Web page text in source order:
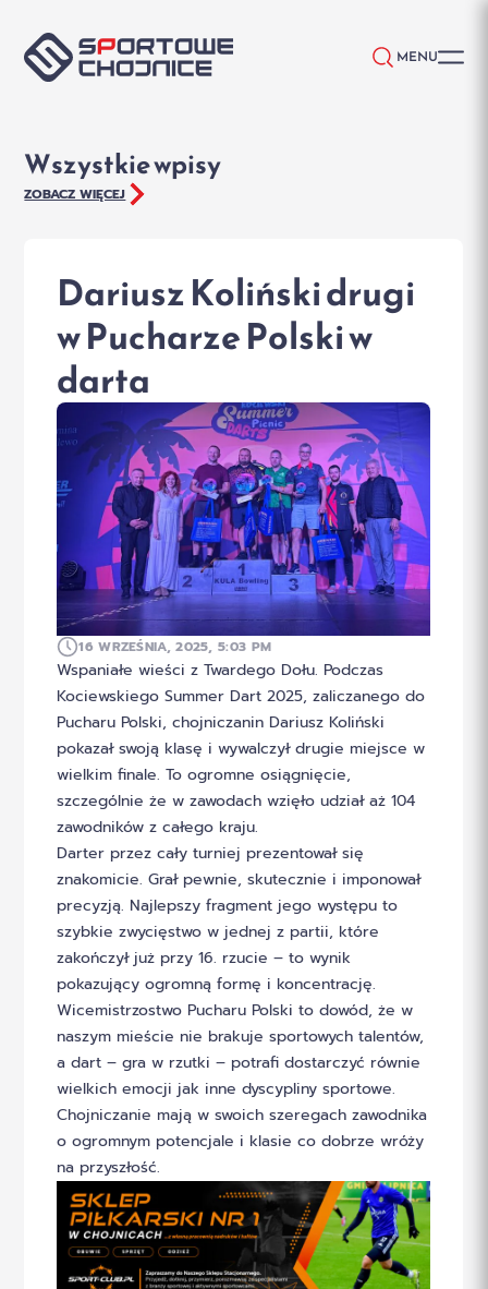
MENU
Wszystkie wpisy
ZOBACZ WIĘCEJ
Dariusz Koliński drugi
w Pucharze Polski w
darta
16 WRZEŚNIA, 2025, 5:03 PM
Wspaniałe wieści z Twardego Dołu. Podczas
Kociewskiego Summer Dart 2025, zaliczanego do
Pucharu Polski, chojniczanin Dariusz Koliński
pokazał swoją klasę i wywalczył drugie miejsce w
wielkim finale. To ogromne osiągnięcie,
szczególnie że w zawodach wzięło udział aż 104
zawodników z całego kraju.
Darter przez cały turniej prezentował się
znakomicie. Grał pewnie, skutecznie i imponował
precyzją. Najlepszy fragment jego występu to
szybkie zwycięstwo w jednej z partii, które
zakończył już przy 16. rzucie – to wynik
pokazujący ogromną formę i koncentrację.
Wicemistrzostwo Pucharu Polski to dowód, że w
naszym mieście nie brakuje sportowych talentów,
a dart – gra w rzutki – potrafi dostarczyć równie
wielkich emocji jak inne dyscypliny sportowe.
Chojniczanie mają w swoich szeregach zawodnika
o ogromnym potencjale i klasie co dobrze wróży
na przyszłość.